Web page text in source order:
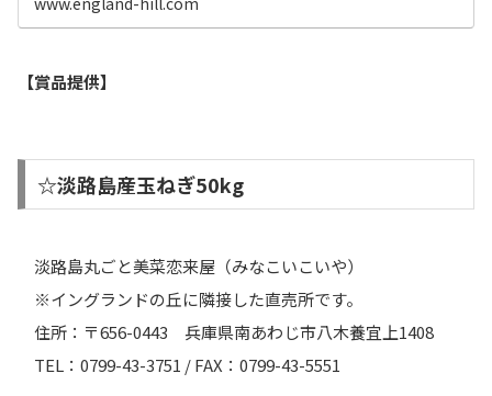
【賞品提供】
☆淡路島産玉ねぎ50kg
淡路島丸ごと美菜恋来屋（みなこいこいや）
※イングランドの丘に隣接した直売所です。
住所：〒656-0443 兵庫県南あわじ市八木養宜上1408
TEL：0799-43-3751 / FAX：0799-43-5551